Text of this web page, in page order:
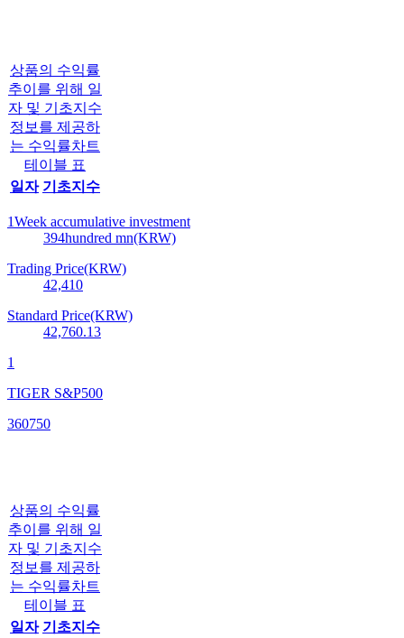
상품의 수익률
추이를 위해 일
자 및 기초지수
정보를 제공하
는 수익률차트
테이블 표
일자 기초지수
1Week accumulative investment
394hundred mn(KRW)
Trading Price(KRW)
42,410
Standard Price(KRW)
42,760.13
1
TIGER S&P500
360750
상품의 수익률
추이를 위해 일
자 및 기초지수
정보를 제공하
는 수익률차트
테이블 표
일자 기초지수